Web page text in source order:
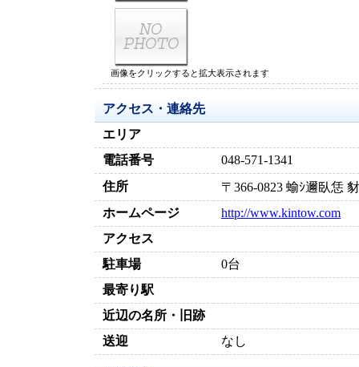
画像をクリックすると拡大表示されます
アクセス・連絡先
エリア
電話番号
048-571-1341
住所
〒366-0823 蝓ｼ邇臥
ホームページ
http://www.kintow.com
アクセス
駐車場
0台
最寄り駅
近辺の名所・旧跡
送迎
なし